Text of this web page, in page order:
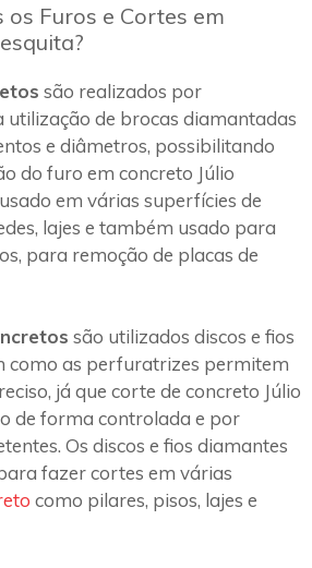
os Furos e Cortes em
são realizados por
de brocas diamantadas
e diâmetros, possibilitando
do furo em concreto Júlio
em várias superfícies de
lajes e também usado para
para remoção de placas de
são utilizados discos e fios
como as perfuratrizes permitem
já que corte de concreto Júlio
de forma controlada e por
Os discos e fios diamantes
fazer cortes em várias
como pilares, pisos, lajes e